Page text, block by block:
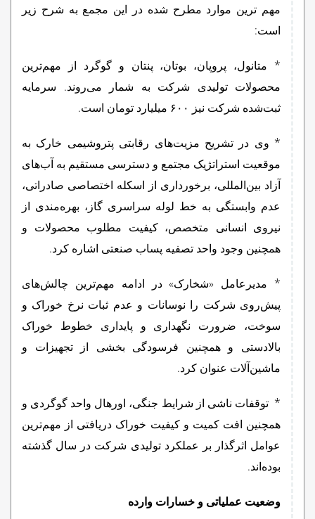
مهم ترین موارد مطرح شده در این مجمع به شرح زیر
است:
* متانول، پروپان، بوتان، پنتان و گوگرد از مهم‌ترین
محصولات تولیدی شرکت به شمار می‌روند. سرمایه
ثبت‌شده شرکت نیز ۶۰۰ میلیارد تومان است.
* وی در تشریح مزیت‌های رقابتی پتروشیمی خارک به
موقعیت استراتژیک مجتمع و دسترسی مستقیم به آب‌های
آزاد بین‌المللی، برخورداری از اسکله اختصاصی صادراتی،
عدم وابستگی به خط لوله سراسری گاز، بهره‌مندی از
نیروی انسانی متخصص، کیفیت مطلوب محصولات و
همچنین وجود واحد تصفیه پساب صنعتی اشاره کرد.
* مدیرعامل «شخارک» در ادامه مهم‌ترین چالش‌های
پیش‌روی شرکت را نوسانات و عدم ثبات نرخ خوراک و
سوخت، ضرورت نگهداری و پایداری خطوط خوراک
بالادستی و همچنین فرسودگی بخشی از تجهیزات و
ماشین‌آلات عنوان کرد.
* توقفات ناشی از شرایط جنگی، اورهال واحد گوگردی و
همچنین افت کمیت و کیفیت خوراک دریافتی از مهم‌ترین
عوامل اثرگذار بر عملکرد تولیدی شرکت در سال گذشته
بوده‌اند.
وضعیت عملیاتی و خسارات وارده